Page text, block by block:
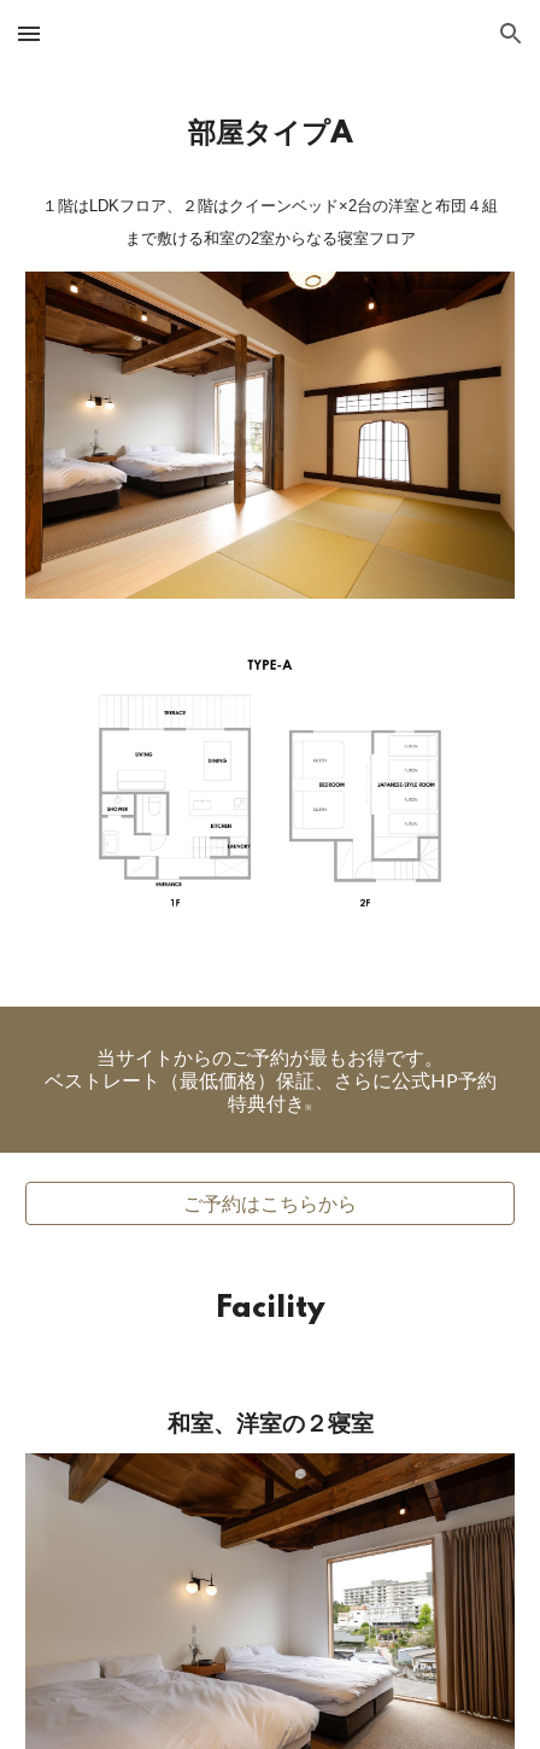
Skip to main content Skip to navigation
部屋タイプA
１階はLDKフロア、２階はクイーンベッド×2台の洋室と布団４組
まで敷ける和室の2室からなる寝室フロア
当サイトからのご予約が最もお得です。
ベストレート（最低価格）保証、さらに公式HP予約
特典付き ※
ご予約はこちらから
Facility
和室、洋室の２寝室